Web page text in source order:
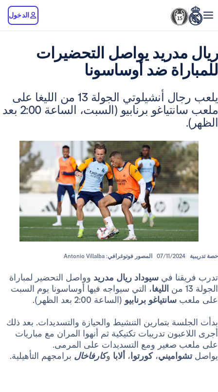
يواصل التحضيرات
ضد أوساسونا
يلعب رجال أنشيلوتي الجولة 13 من الليغا على
ملعب سانتياغو برنابيو (السبت، الساعة 2:00 بعد
07/11/ المصور فوتوغرافي: Antonio Villalba
فيسيوداد ريال مدريد وواصل التحضير لمباراة
الليغا، التي سيواجه فيها أوساسونا يوم السبت
سانتياغو برنابيو(الساعة 2:00 بعد الظهر).
بتمارين التنشيط والحيازة والتسديدات. بعد ذلك
تدريبات تكتيكية ثم أنهوا المران مع مباريات
ومع التسديدات على المرمى.
،كورتوا،ألاباوكارفاخالبرامجهم التأهيلية.